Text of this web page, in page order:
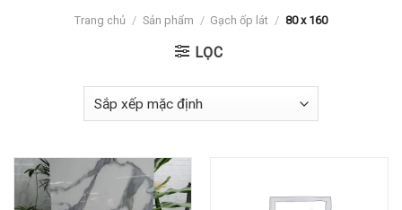
Trang chủ / Sản phẩm / Gạch ốp lát / 80 x 160
LỌC